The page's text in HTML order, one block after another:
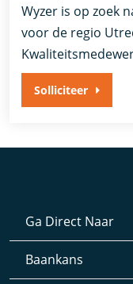
Wyzer is op zoek
voor de regio
Solliciteer
Ga Direct Naar
Baankans